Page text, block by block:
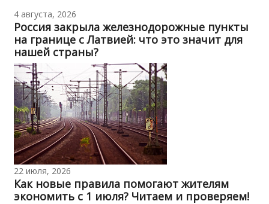
4 августа, 2026
Россия закрыла железнодорожные пункты
на границе с Латвией: что это значит для
нашей страны?
22 июля, 2026
Как новые правила помогают жителям
экономить с 1 июля? Читаем и проверяем!